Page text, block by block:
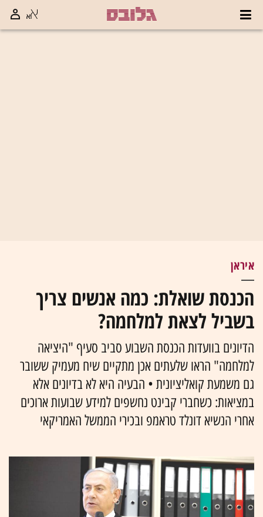
איראן
הכנסת שואלת: כמה אנשים צריך
בשביל לצאת למלחמה?
הדיונים בוועדות הכנסת השבוע סביב סעיף "היציאה
למלחמה" הראו שלעתים אכן מתקיים שיח מעמיק ששובר
גם משמעת קואליציונית • הבעיה היא לא בדיונים אלא
במציאות: כשחברי קבינט נחשפים למידע שבועות ארוכים
אחרי הנשיא דונלד טראמפ ובכירי הממשל האמריקאי